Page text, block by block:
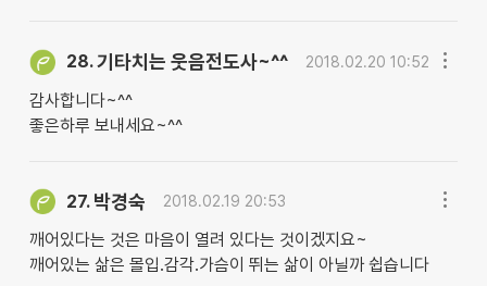
28.기타치는 웃음전도사~^^ 2018.02.20 10:52
감사합니다~^^
좋은하루 보내세요~^^
27. 박경숙 2018.02.19 20:53
깨어있다는 것은 마음이 열려 있다는 것이겠지요~
깨어있는 삶은 몰입.감각.가슴이 뛰는 삶이 아닐까 쉽습니다